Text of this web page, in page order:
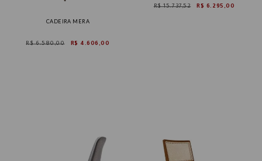
CADEIRA MERA
R$ 6.580,00 R$ 4.606,00
R$ 15.737,52 R$ 6.295,00